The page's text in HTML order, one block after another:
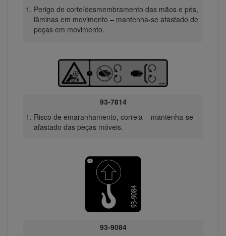
Perigo de corte/desmembramento das mãos e pés,
lâminas em movimento – mantenha-se afastado de
peças em movimento.
93-7814
Risco de emaranhamento, correia – mantenha-se
afastado das peças móveis.
93-9084